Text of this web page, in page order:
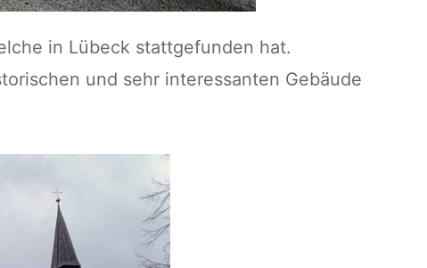
in Lübeck stattgefunden hat.
und sehr interessanten Gebäude